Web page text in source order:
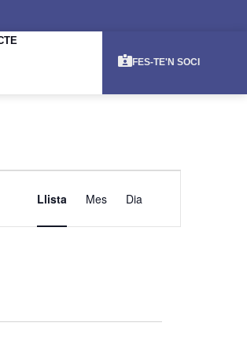
FES-TE'N SOCI
DE
Llista Mes Dia